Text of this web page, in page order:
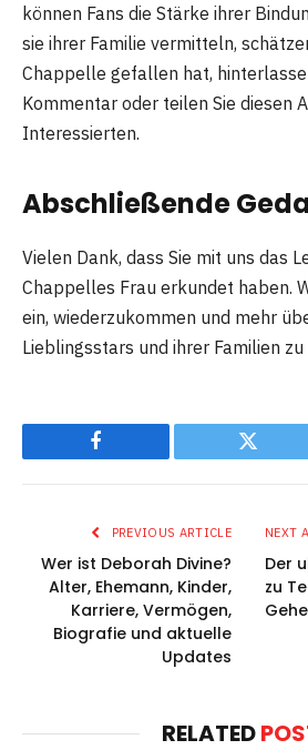
können Fans die Stärke ihrer
sie ihrer Familie vermitteln,
Chappelle gefallen hat,
Kommentar oder teilen Sie diesen
Interessierten.
Abschließende
Vielen Dank, dass Sie mit uns das
Chappelles Frau erkundet haben.
ein, wiederzukommen und mehr
Lieblingsstars und ihrer Familien
Facebook Twitter
PREVIOUS ARTICLE
Wer ist Deborah Divine?
Alter, Ehemann, Kinder,
Karriere, Vermögen,
Biografie und aktuelle
Updates
NEXT
Der
zu
RELATED